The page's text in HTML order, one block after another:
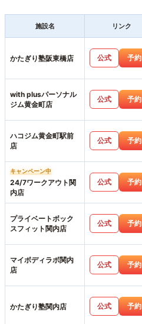
施設名 リンク
かたぎり塾阪東橋店 公式 予約
with plusパーソナル
ジム黄金町店
公式 予約
ハコジム黄金町駅前
店
公式 予約
キャンペーン中
24/7ワークアウト関
内店
公式 予約
プライベートボック
スフィット関内店
公式 予約
マイボディラボ関内
店
公式 予約
かたぎり塾関内店 公式 予約